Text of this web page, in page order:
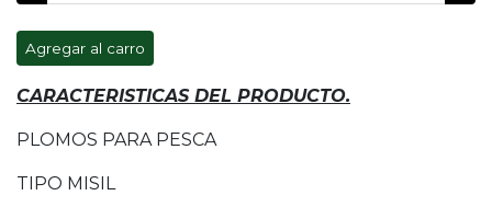
Agregar al carro
CARACTERISTICAS DEL PRODUCTO.
PLOMOS PARA PESCA
TIPO MISIL